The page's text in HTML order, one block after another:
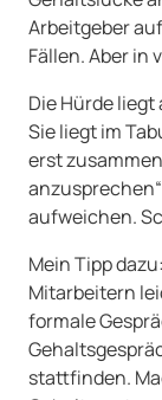
Arbeitgeber
Fällen. Aber in
Die Hürde
Sie liegt im
erst
aufweichen.
Mein Tipp
Mitarbeitern
formale
stattfinden.